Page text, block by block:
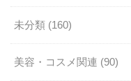
未分類 (160)
美容・コスメ関連 (90)